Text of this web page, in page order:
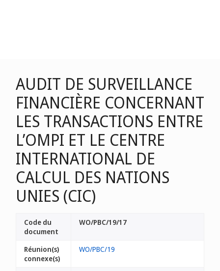
AUDIT DE SURVEILLANCE
FINANCIÈRE CONCERNANT
LES TRANSACTIONS ENTRE
L’OMPI ET LE CENTRE
INTERNATIONAL DE
CALCUL DES NATIONS
UNIES (CIC)
Code du
document
WO/PBC/19/17
Réunion(s)
connexe(s)
WO/PBC/19